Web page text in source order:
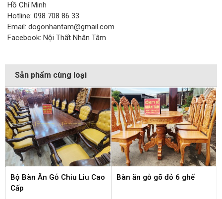
Hồ Chí Minh
Hotline: 098 708 86 33
Email: dogonhantam@gmail.com
Facebook: Nội Thất Nhân Tâm
Sản phẩm cùng loại
Bộ Bàn Ăn Gỗ Chiu Liu Cao
Cấp
Bàn ăn gỗ gõ đỏ 6 ghế